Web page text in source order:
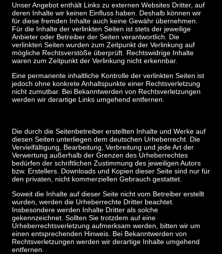
Unser Angebot enthält Links zu externen Websites Dritter, auf
deren Inhalte wir keinen Einfluss haben. Deshalb können wir
für diese fremden Inhalte auch keine Gewähr übernehmen.
Für die Inhalte der verlinkten Seiten ist stets der jeweilige
Anbieter oder Betreiber der Seiten verantwortlich. Die
verlinkten Seiten wurden zum Zeitpunkt der Verlinkung auf
mögliche Rechtsverstöße überprüft. Rechtswidrige Inhalte
waren zum Zeitpunkt der Verlinkung nicht erkennbar.
Eine permanente inhaltliche Kontrolle der verlinkten Seiten ist
jedoch ohne konkrete Anhaltspunkte einer Rechtsverletzung
nicht zumutbar. Bei Bekanntwerden von Rechtsverletzungen
werden wir derartige Links umgehend entfernen.
Die durch die Seitenbetreiber erstellten Inhalte und Werke auf
diesen Seiten unterliegen dem deutschen Urheberrecht. Die
Vervielfältigung, Bearbeitung, Verbreitung und jede Art der
Verwertung außerhalb der Grenzen des Urheberrechtes
bedürfen der schriftlichen Zustimmung des jeweiligen Autors
bzw. Erstellers. Downloads und Kopien dieser Seite sind nur für
den privaten, nicht kommerziellen Gebrauch gestattet.
Soweit die Inhalte auf dieser Seite nicht vom Betreiber erstellt
wurden, werden die Urheberrechte Dritter beachtet.
Insbesondere werden Inhalte Dritter als solche
gekennzeichnet. Sollten Sie trotzdem auf eine
Urheberrechtsverletzung aufmerksam werden, bitten wir um
einen entsprechenden Hinweis. Bei Bekanntwerden von
Rechtsverletzungen werden wir derartige Inhalte umgehend
entfernen.